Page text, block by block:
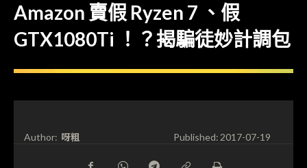
Amazon 賣假 Ryzen 7 、假
GTX1080Ti ！？揭騙徒妙計調包
Author: 呀粗 Published:2017-07-19